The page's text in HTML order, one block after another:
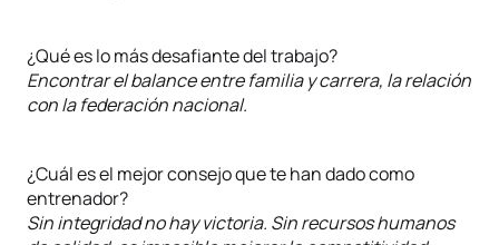
¿Qué es lo más desafiante del trabajo?
Encontrar el balance entre familia y carrera, la relación
con la federación nacional.
¿Cuál es el mejor consejo que te han dado como
entrenador?
Sin integridad no hay victoria. Sin recursos humanos